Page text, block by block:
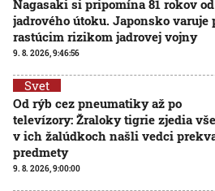
Nagasaki si pripomína 81 rokov od
jadrového útoku. Japonsko varuje
rastúcim rizikom jadrovej vojny
9. 8. 2026, 9:46:56
Svet
Od rýb cez pneumatiky až po
televízory: Žraloky tigrie zjedia
v ich žalúdkoch našli vedci
predmety
9. 8. 2026, 9:00:00